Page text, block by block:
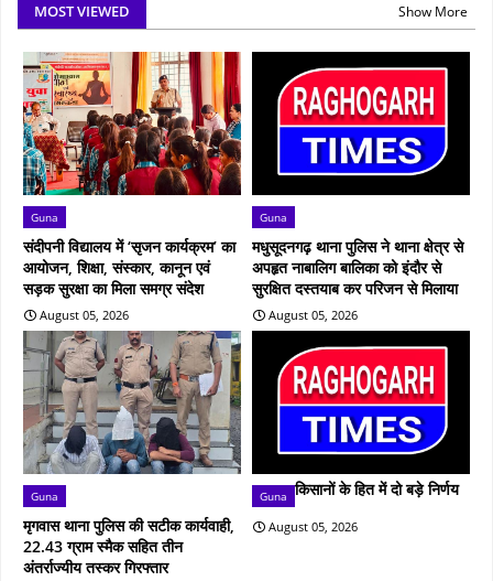
MOST VIEWED Show More
Guna
संदीपनी विद्यालय में ‘सृजन कार्यक्रम’ का
आयोजन, शिक्षा, संस्कार, कानून एवं
सड़क सुरक्षा का मिला समग्र संदेश
August 05, 2026
Guna
मधुसूदनगढ़ थाना पुलिस ने थाना क्षेत्र से
अपहृत नाबालिग बालिका को इंदौर से
सुरक्षित दस्तयाब कर परिजन से मिलाया
August 05, 2026
Guna
मृगवास थाना पुलिस की सटीक कार्यवाही,
22.43 ग्राम स्मैक सहित तीन
अंतर्राज्यीय तस्कर गिरफ्तार
Guna किसानों के हित में दो बड़े निर्णय
August 05, 2026